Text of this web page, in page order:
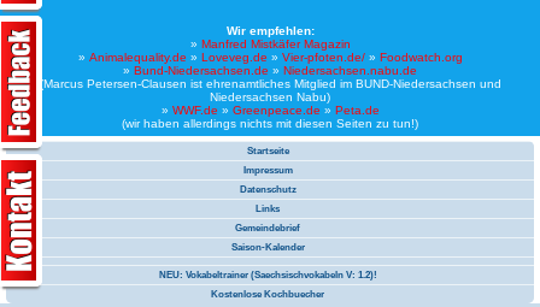
Wir empfehlen:
» Manfred Mistkäfer Magazin
» Animalequality.de » Loveveg.de » Vier-pfoten.de/» Foodwatch.org
» Bund-Niedersachsen.de » Niedersachsen.nabu.de
(Marcus Petersen-Clausen ist ehrenamtliches Mitglied im BUND-Niedersachsen und
Niedersachsen Nabu)
» WWF.de » Greenpeace.de » Peta.de
(wir haben allerdings nichts mit diesen Seiten zu tun!)
Startseite
Impressum
Datenschutz
Links
Gemeindebrief
Saison-Kalender
NEU: Vokabeltrainer (Saechsischvokabeln V: 1.2)!
Kostenlose Kochbuecher